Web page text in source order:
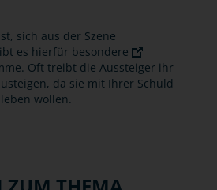
sich aus der Szene
es hierfür besondere
. Oft treibt die Aussteiger ihr
da sie mit Ihrer Schuld
wollen.